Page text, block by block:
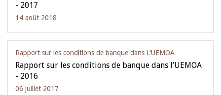
- 2017
14 août 2018
Rapport sur les conditions de banque dans L‘UEMOA
Rapport sur les conditions de banque dans l’UEMOA
- 2016
06 juillet 2017